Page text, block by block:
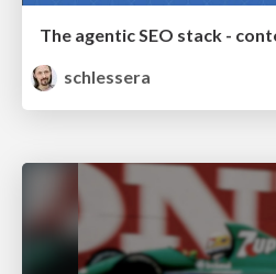
The agentic SEO stack -
schlessera